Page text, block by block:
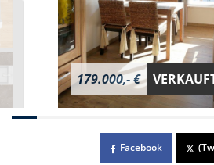
179.000,- €
Facebook